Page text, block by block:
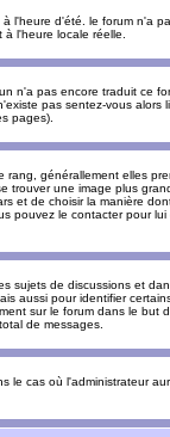
l'heure d'été. le forum n'a
l'heure locale réelle.
n'a pas encore traduit ce
pas sentez-vous alors
pages).
rang, générallement elles
trouver une image plus
et de choisir la manière
pouvez le contacter pour lui
sujets de discussions et
aussi pour identifier
sur le forum dans le but
de messages.
le cas où l'administrateur